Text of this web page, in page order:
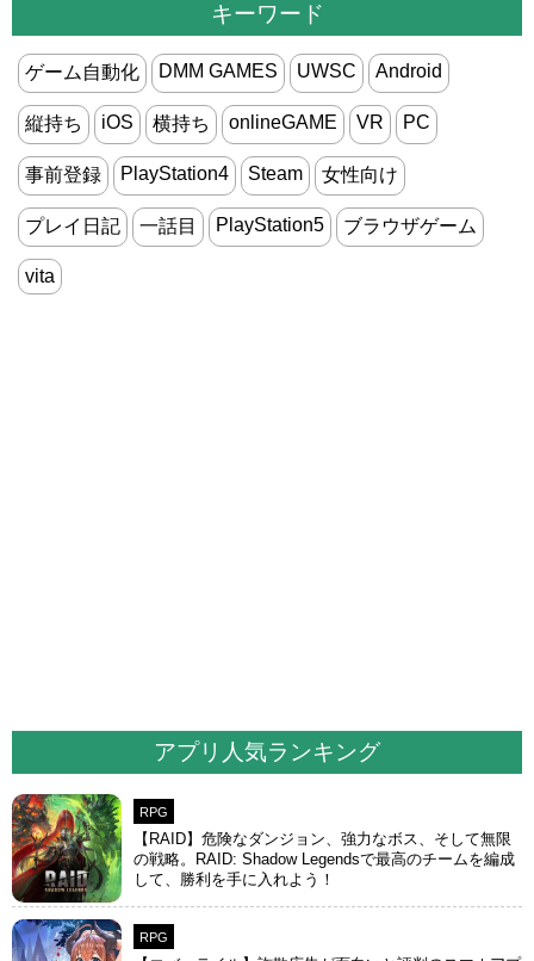
キーワード
ゲーム自動化 DMM GAMES UWSC Android
縦持ち iOS 横持ち onlineGAME VR PC
事前登録 PlayStation4 Steam 女性向け
プレイ日記 一話目 PlayStation5 ブラウザゲーム
vita
アプリ人気ランキング
RPG
【RAID】危険なダンジョン、強力なボス、そして無限
の戦略。RAID: Shadow Legendsで最高のチームを編成
して、勝利を手に入れよう！
RPG